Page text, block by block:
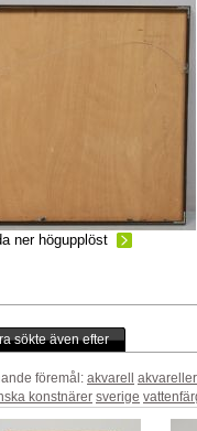
ner högupplöst
sökte även efter
föremål: akvarell
akvareller
konstnärer sverige